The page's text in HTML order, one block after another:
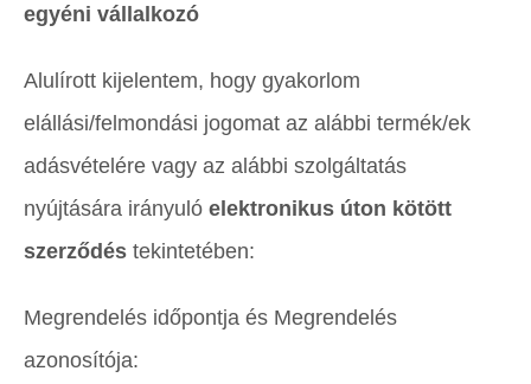
egyéni vállalkozó
Alulírott kijelentem, hogy gyakorlom
elállási/felmondási jogomat az alábbi termék/ek
adásvételére vagy az alábbi szolgáltatás
nyújtására irányuló elektronikus úton kötött
szerződés tekintetében:
Megrendelés időpontja és Megrendelés
azonosítója: